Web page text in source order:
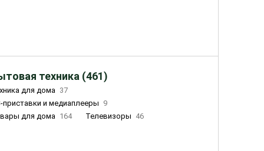
техника (461)
для дома 37
приставки и медиаплееры
9
для дома 164 Телевизоры 46